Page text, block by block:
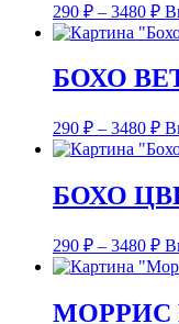
290 ₽ – 3480 ₽
БОХО
290 ₽ – 3480 ₽
БОХО
290 ₽ – 3480 ₽
МОРРИС